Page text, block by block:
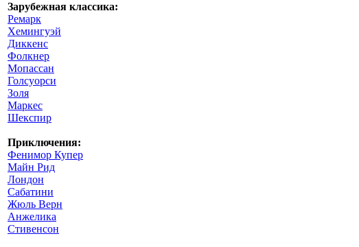
Зарубежная классика:
Ремарк
Хемингуэй
Диккенс
Фолкнер
Мопассан
Голсуорси
Золя
Маркес
Шекспир
Приключения:
Фенимор Купер
Майн Рид
Лондон
Сабатини
Жюль Верн
Анжелика
Стивенсон